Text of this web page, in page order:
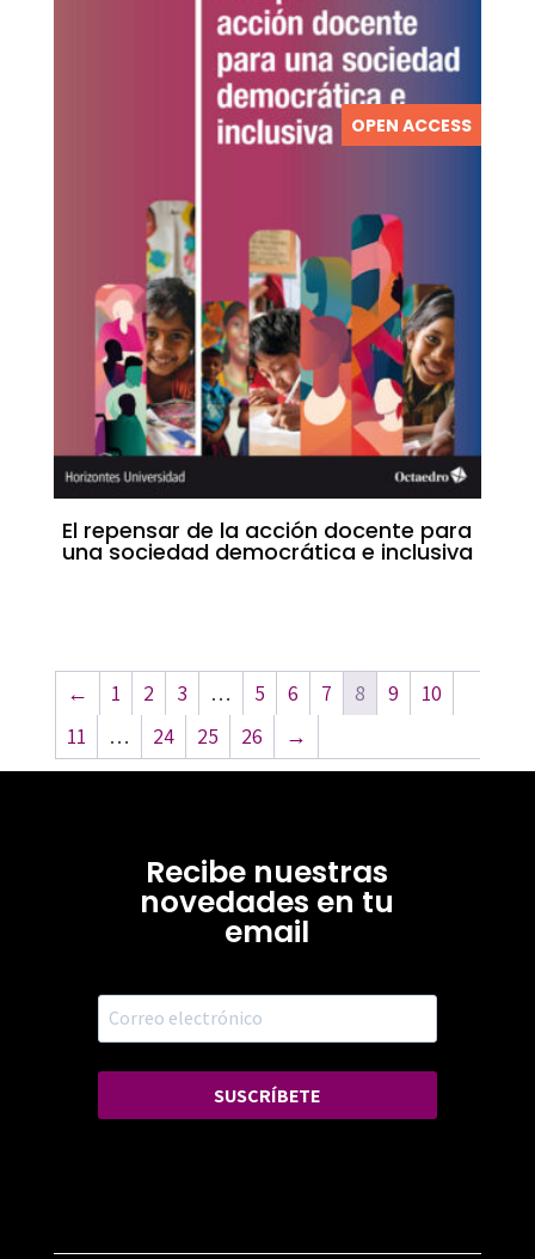
OPEN ACCESS
El repensar de la acción docente para
una sociedad democrática e inclusiva
← 1 2 3 … 5 6 7 8 9
10
11
… 24 25 26 →
Recibe nuestras
novedades en tu
email
SUSCRÍBETE